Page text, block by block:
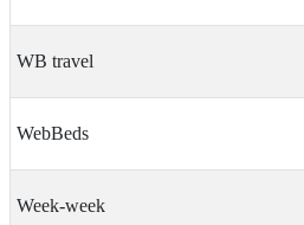
WB travel
WebBeds
Week-week